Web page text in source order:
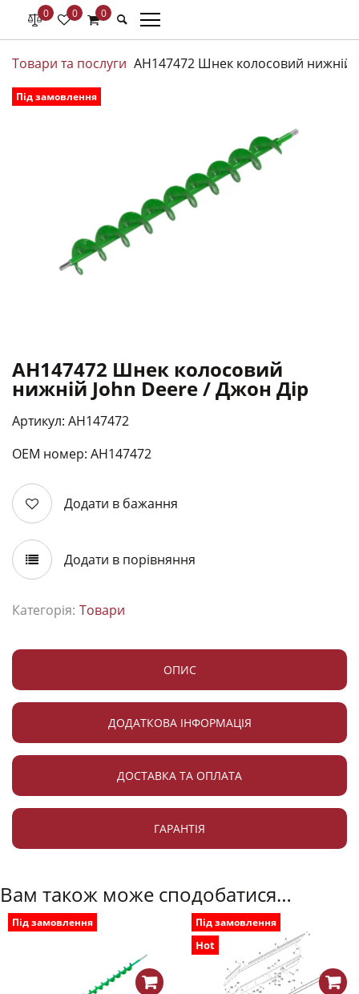
0 0 0
Товари та послуги AH147472 Шнек колосовий нижній
Під замовлення
AH147472 Шнек колосовий
нижній John Deere / Джон Дір
Артикул: AH147472
ОЕМ номер: АН147472
Додати в бажання
Додати в порівняння
Категорія: Товари
ОПИС
ДОДАТКОВА ІНФОРМАЦІЯ
ДОСТАВКА ТА ОПЛАТА
ГАРАНТІЯ
Вам також може сподобатися…
Під замовлення Під замовлення
Hot